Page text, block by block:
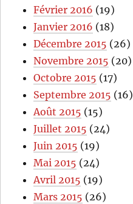
Février 2016 (19)
Janvier 2016 (18)
Décembre 2015 (26)
Novembre 2015 (20)
Octobre 2015 (17)
Septembre 2015 (16)
Août 2015 (15)
Juillet 2015 (24)
Juin 2015 (19)
Mai 2015 (24)
Avril 2015 (19)
Mars 2015 (26)